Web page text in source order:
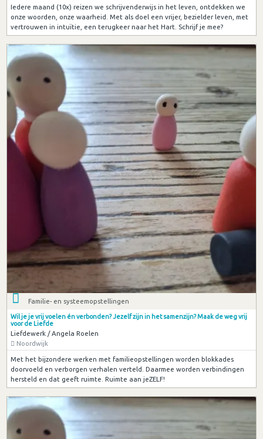
Iedere maand (10x) reizen we schrijvenderwijs in het leven, ontdekken we
onze woorden, onze waarheid. Met als doel een vrijer, bezielder leven, met
vertrouwen in intuïtie, een terugkeer naar het Hart. Schrijf je mee?
Familie- en systeemopstellingen
Wil je je vrij voelen én verbonden? Jezelf zijn in het samenzijn? Maak de weg vrij
voor de Liefde
Liefdewerk / Angela Roelen
Noordwijk
Met het bijzondere werken met familieopstellingen worden blokkades
doorvoeld en verborgen verhalen verteld. Daarmee worden verbindingen
hersteld en dat geeft ruimte. Ruimte aan jeZELF!